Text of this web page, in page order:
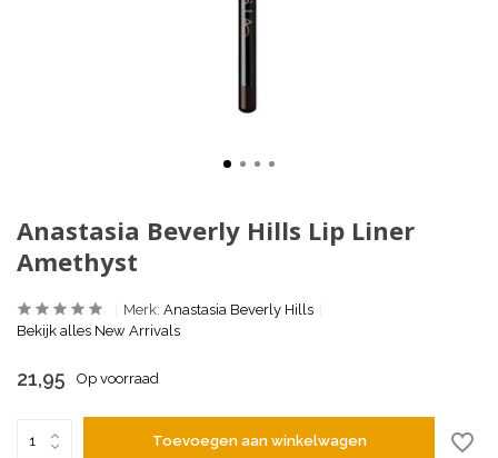
Anastasia Beverly Hills Lip Liner
Amethyst
Merk: Anastasia Beverly Hills
Bekijk alles New Arrivals
21,95 Op voorraad
Toevoegen aan winkelwagen